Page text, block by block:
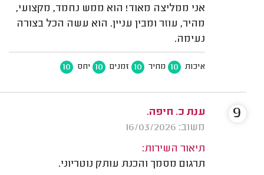
אני ממליצה מאוד! הוא ממש נחמד, מקצועי,
מהיר, עוזר ומבין עניין. הוא עשה הכל בצורה
נעימה.
איכות 10 מחיר 10 זמנים 10 יחס 10
ענת כ. חיפה.
משוב: 16/03/2026
תיאור השירות:
תרגום מסמך והכנת עותק נוטריוני.
9